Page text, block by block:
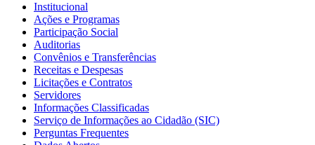
Institucional
Ações e Programas
Participação Social
Auditorias
Convênios e Transferências
Receitas e Despesas
Licitações e Contratos
Servidores
Informações Classificadas
Serviço de Informações ao Cidadão (SIC)
Perguntas Frequentes